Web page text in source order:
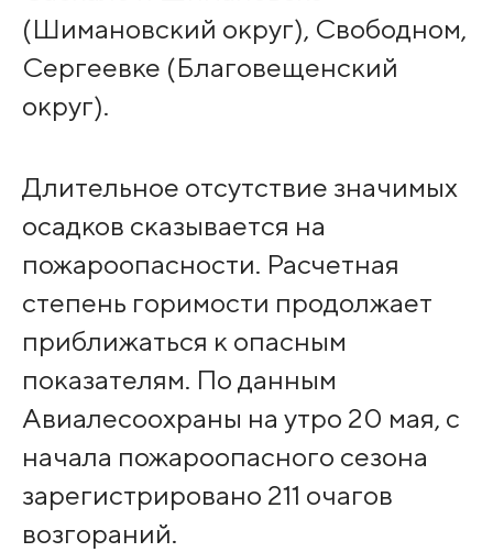
(Шимановский округ), Свободном,
Сергеевке (Благовещенский
округ).
Длительное отсутствие значимых
осадков сказывается на
пожароопасности. Расчетная
степень горимости продолжает
приближаться к опасным
показателям. По данным
Авиалесоохраны на утро 20 мая, с
начала пожароопасного сезона
зарегистрировано 211 очагов
возгораний.